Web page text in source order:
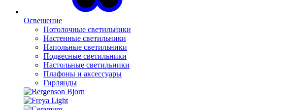
Освещение
Потолочные светильники
Настенные светильники
Напольные светильники
Подвесные светильники
Настольные светильники
Плафоны и аксессуары
Гирлянды